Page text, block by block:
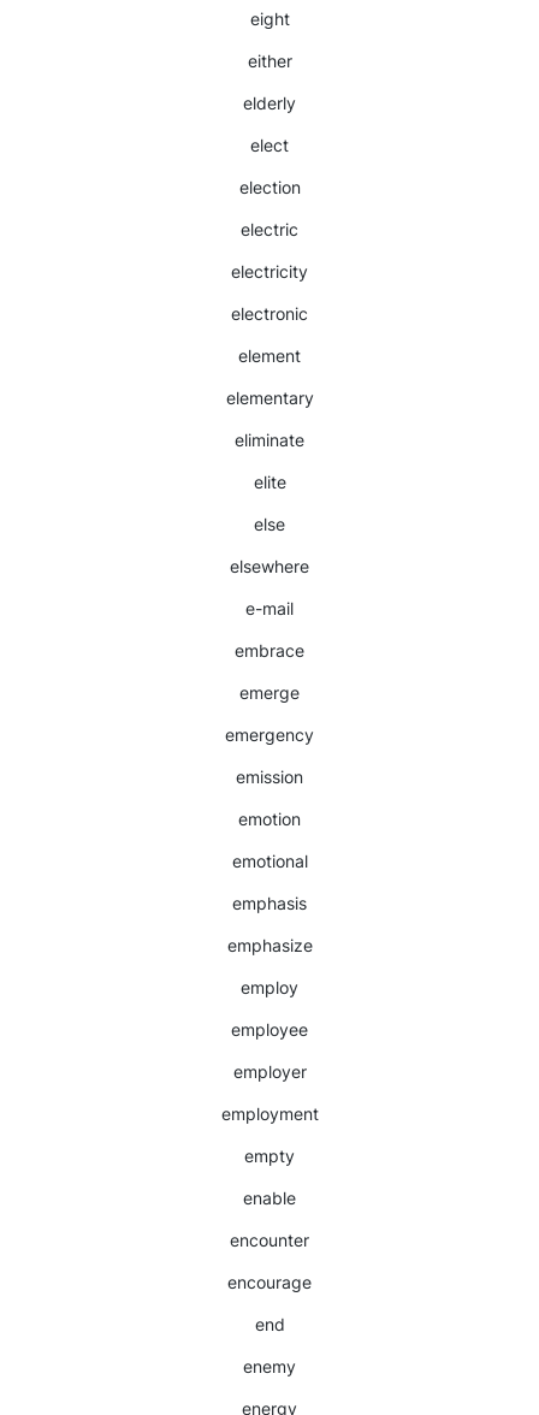
eight
either
elderly
elect
election
electric
electricity
electronic
element
elementary
eliminate
elite
else
elsewhere
e-mail
embrace
emerge
emergency
emission
emotion
emotional
emphasis
emphasize
employ
employee
employer
employment
empty
enable
encounter
encourage
end
enemy
energy